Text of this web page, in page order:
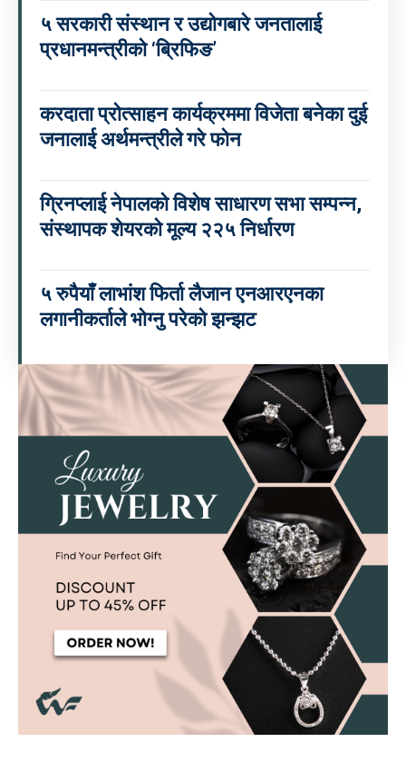
५ सरकारी संस्थान र उद्योगबारे जनतालाई
प्रधानमन्त्रीको ‘ब्रिफिङ’
करदाता प्रोत्साहन कार्यक्रममा विजेता बनेका दुई
जनालाई अर्थमन्त्रीले गरे फोन
ग्रिनप्लाई नेपालको विशेष साधारण सभा सम्पन्न,
संस्थापक शेयरको मूल्य २२५ निर्धारण
५ रुपैयाँ लाभांश फिर्ता लैजान एनआरएनका
लगानीकर्ताले भोग्नु परेको झन्झट